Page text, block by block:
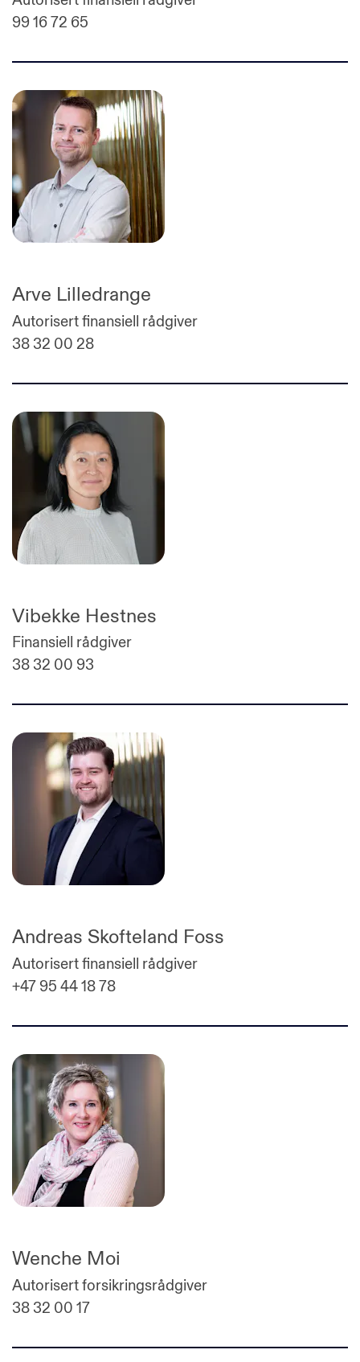
99 16 72 65
Arve Lilledrange
Autorisert finansiell rådgiver
38 32 00 28
Vibekke Hestnes
Finansiell rådgiver
38 32 00 93
Andreas Skofteland Foss
Autorisert finansiell rådgiver
+47 95 44 18 78
Wenche Moi
Autorisert forsikringsrådgiver
38 32 00 17